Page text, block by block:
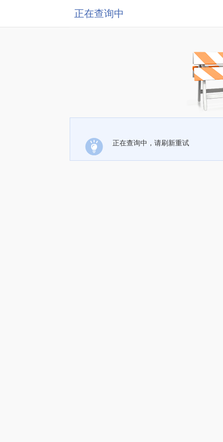
正在查询中
正在查询中，请刷新重试